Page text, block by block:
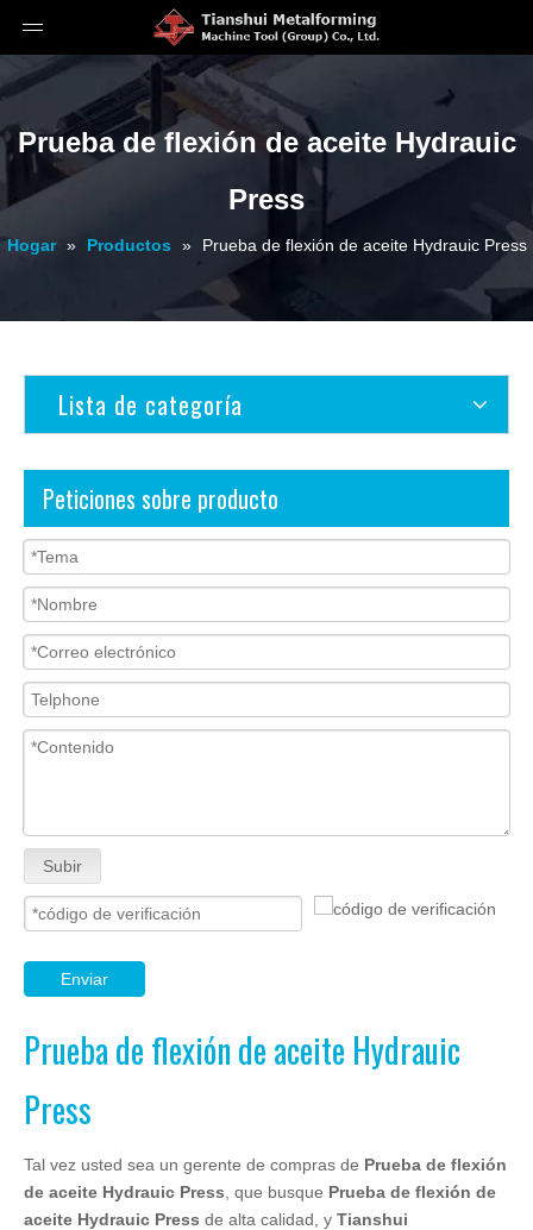
Prueba de flexión de aceite Hydrauic
Press
Hogar » Productos » Prueba de flexión de aceite Hydrauic Press
Lista de categoría
Peticiones sobre producto
Subir
Enviar
Prueba de flexión de aceite Hydrauic
Press
Tal vez usted sea un gerente de compras de Prueba de flexión
de aceite Hydrauic Press , que busque Prueba de flexión de
aceite Hydrauic Press de alta calidad, y Tianshui